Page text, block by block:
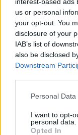
us or personal
your opt-out. You
disclosure of your
IAB’s list of
also be disclosed
Downstream
Personal
I want to opt-
personal data.
Opted In
Κινηματογράφος
“Victory”: Το
έπος του John
από ποτέ